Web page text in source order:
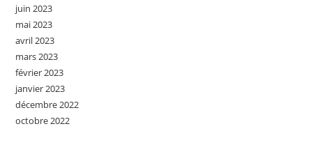
juin 2023
mai 2023
avril 2023
mars 2023
février 2023
janvier 2023
décembre 2022
octobre 2022